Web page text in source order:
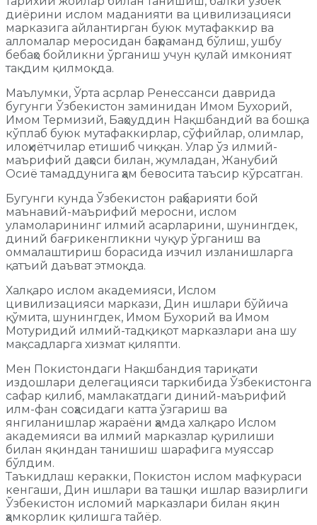
диёрини ислом маданияти ва цивилизацияси
марказига айлантирган буюк мутафаккир ва
алломалар меросидан баҳраманд бўлиш, ушбу
бебаҳо бойликни ўрганиш учун қулай имконият
тақдим қилмоқда.
Маълумки, Ўрта асрлар Ренессанси даврида
бугунги Ўзбекистон заминидан Имом Бухорий,
Имом Термизий, Баҳоуддин Нақшбандий ва бошқа
кўплаб буюк мутафаккирлар, сўфийлар, олимлар,
илоҳиётчилар етишиб чиққан. Улар ўз илмий-
маърифий даҳоси билан, жумладан, Жанубий
Осиё тамаддунига ҳам бевосита таъсир кўрсатган.
Бугунги кунда Ўзбекистон раҳбарияти бой
маънавий-маърифий меросни, ислом
уламоларининг илмий асарларини, шунингдек,
диний бағрикенгликни чуқур ўрганиш ва
оммалаштириш борасида изчил изланишларга
қатъий даъват этмоқда.
Халқаро ислом академияси, Ислом
цивилизацияси маркази, Дин ишлари бўйича
қўмита, шунингдек, Имом Бухорий ва Имом
Мотуридий илмий-тадқиқот марказлари ана шу
мақсадларга хизмат қиляпти.
Мен Покистондаги Нақшбандия тариқати
издошлари делегацияси таркибида Ўзбекистонга
сафар қилиб, мамлакатдаги диний-маърифий
илм-фан соҳасидаги катта ўзгариш ва
янгиланишлар жараёни ҳамда халқаро Ислом
академияси ва илмий марказлар қурилиши
билан яқиндан танишиш шарафига муяссар
бўлдим.
Таъкидлаш керакки, Покистон ислом мафкураси
кенгаши, Дин ишлари ва ташқи ишлар вазирлиги
Ўзбекистон исломий марказлари билан яқин
ҳамкорлик қилишга тайёр.